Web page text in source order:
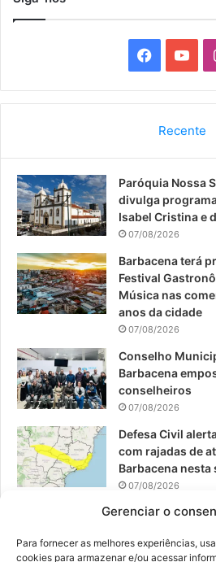
Gerenciar o
Para fornecer as melhores experiências,
cookies para armazenar e/ou acessar
a
b
o
k
o
u
b
Recente
Paróquia Nossa
divulga
Isabel Cristina e
07/08/2026
Barbacena terá
Festival
Música nas
anos da cidade
07/08/2026
Conselho
Barbacena
conselheiros
07/08/2026
Defesa Civil
com rajadas de
Barbacena
07/08/2026
EPCAR tem a
06/08/2026